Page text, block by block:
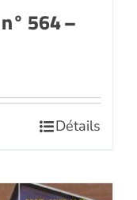
564 –
Détails